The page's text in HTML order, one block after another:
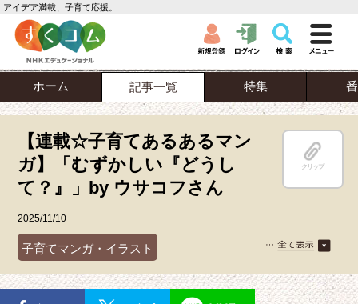
アイデア満載、子育て応援。
ホーム 記事一覧 特集
【連載☆子育てあるあるマン
ガ】「むずかしい『どうし
て？』」by ウサコフさん
クリップ
2025/11/10
子育てマンガ・イラスト